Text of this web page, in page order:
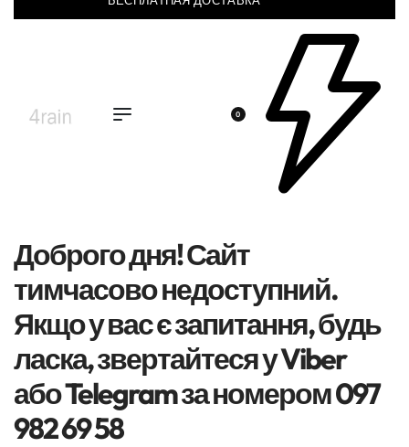
0
Доброго дня! Сайт
тимчасово недоступний.
Якщо у вас є запитання, будь
ласка, звертайтеся у Viber
або Telegram за номером 097
982 69 58